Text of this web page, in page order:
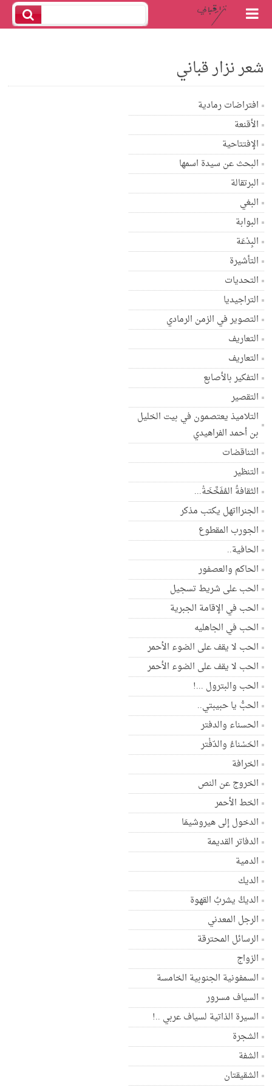
شعر نزار قباني
افتراضات رمادية
الأقنعة
الإفتتاحية
البحث عن سيدة اسمها
البرتقالة
البغي
البوابة
البِدْعَة
التأشيرة
التحديات
التراجيديا
التصوير في الزمن الرمادي
التعاريف
التعاريف
التفكير بالأصابع
التقصير
التلاميذ يعتصمون في بيت الخليل
بن أحمد الفراهيدي
التناقضات
التنظير
الثقافةُ المُفَخَّخَةْ...
الجنرااتهل يكتب مذكر
الجورب المقطوع
الحافية..
الحاكم والعصفور
الحب على شريط تسجيل
الحب في الإقامة الجبرية
الحب في الجاهليه
الحب لا يقف على الضوء الأحمر
الحب لا يقف على الضوء الأحمر
الحب والبترول ...!
الحبُّ يا حبيبتي..
الحسناء والدفتر
الحَسْناءُ والدّفْتر
الخرافة
الخروج عن النص
الخط الأحمر
الدخول إلى هيروشيمَا
الدفاتر القديمة
الدمية
الديك
الديكُ يشربُ القهوة
الرجل المعدني
الرسائل المحترقة
الزواج
السمفونية الجنوبية الخامسة
السياف مسرور
السيرة الذاتية لسياف عربي ..!
الشجرة
الشفة
الشقيقتان